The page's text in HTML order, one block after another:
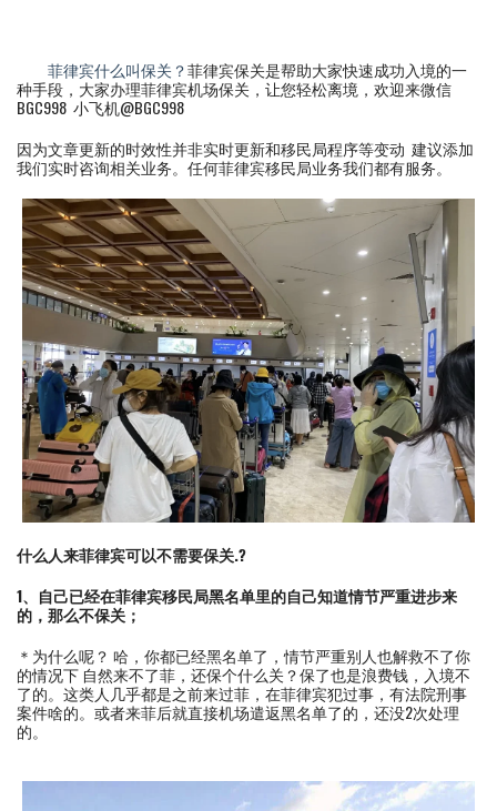
菲律宾什么叫保关？菲律宾保关是帮助大家快速成功入境的一
种手段，大家办理菲律宾机场保关，让您轻松离境，欢迎来微信
BGC998 小飞机@BGC998
因为文章更新的时效性并非实时更新和移民局程序等变动 建议添加
我们实时咨询相关业务。任何菲律宾移民局业务我们都有服务。
什么人来菲律宾可以不需要保关.?
1、自己已经在菲律宾移民局黑名单里的自己知道情节严重进步来
的，那么不保关；
＊为什么呢？ 哈，你都已经黑名单了，情节严重别人也解救不了你
的情况下 自然来不了菲，还保个什么关？保了也是浪费钱，入境不
了的。这类人几乎都是之前来过菲，在菲律宾犯过事，有法院刑事
案件啥的。或者来菲后就直接机场遣返黑名单了的，还没2次处理
的。